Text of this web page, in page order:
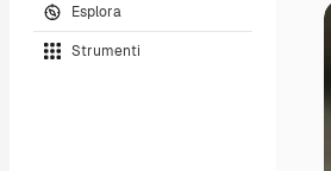
Esplora
Strumenti